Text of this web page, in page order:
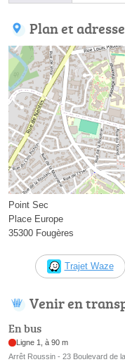
Plan et adresse
Point Sec
Place Europe
35300 Fougères
Trajet Waze
Venir en
En bus
Ligne 1, à 90 m
Arrêt Roussin - 23 Boulevard de